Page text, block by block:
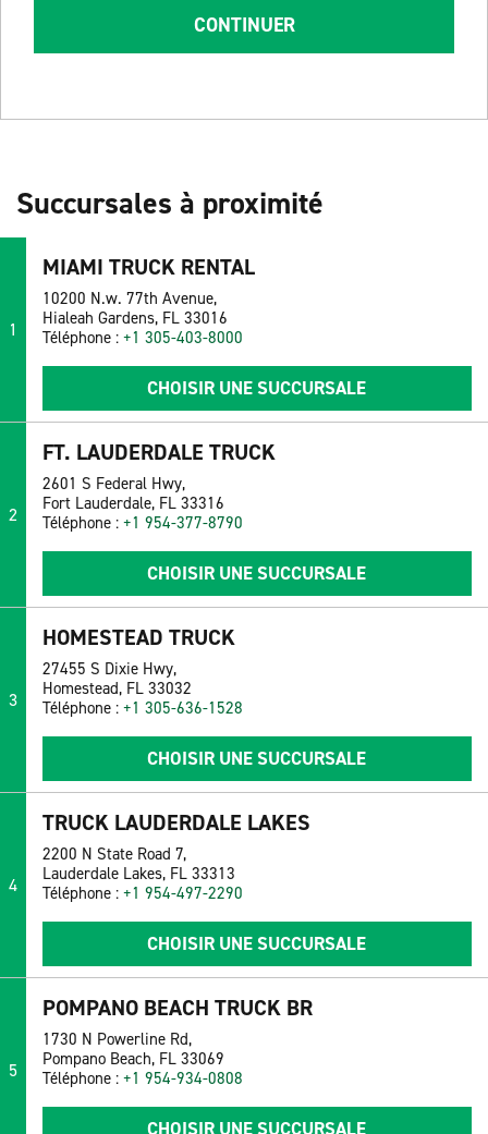
CONTINUER
Succursales à proximité
1
MIAMI TRUCK RENTAL
10200 N.w. 77th Avenue,
Hialeah Gardens, FL 33016
Téléphone : +1 305-403-8000
CHOISIR UNE SUCCURSALE
2
FT. LAUDERDALE TRUCK
2601 S Federal Hwy,
Fort Lauderdale, FL 33316
Téléphone : +1 954-377-8790
CHOISIR UNE SUCCURSALE
3
HOMESTEAD TRUCK
27455 S Dixie Hwy,
Homestead, FL 33032
Téléphone : +1 305-636-1528
CHOISIR UNE SUCCURSALE
4
TRUCK LAUDERDALE LAKES
2200 N State Road 7,
Lauderdale Lakes, FL 33313
Téléphone : +1 954-497-2290
CHOISIR UNE SUCCURSALE
5
POMPANO BEACH TRUCK BR
1730 N Powerline Rd,
Pompano Beach, FL 33069
Téléphone : +1 954-934-0808
CHOISIR UNE SUCCURSALE